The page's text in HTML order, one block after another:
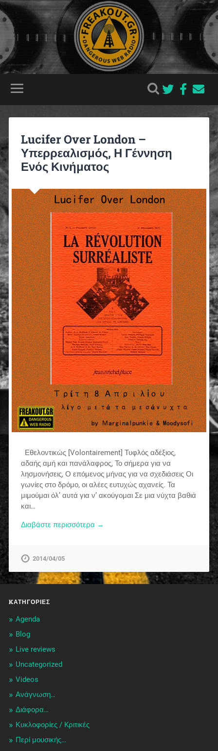
Lucifer Over London –
Υπερρεαλισμός, Η Γέννηση
Ενός Κινήματος
Εθελοντικώς [Volontairement] Τυφλός αδέξιος,
αδαής αμή και πανάλαφρος, Το σήμερα για να
λησμονήσεις, Ο επόμενος μήνας για να σχεδιάσεις Οι
γωνίες στο δρόμο, οι αλέες ευτυχώς αχανείς. Τα
μιμούμαι όλ’ αυτά για ν’ ακούγομαι Σε μια νύχτα βαθιά
και…
Διαβάστε περισσότερα →
2014/04/05
KΑΤΗΓΟΡΊΕΣ
Agenda
Blog
Live reviews
Uncategorized
Videos
Ανάγνωση…
Διάφορα…
Κυκλοφορίες / Kριτικές
Περί μουσικής…